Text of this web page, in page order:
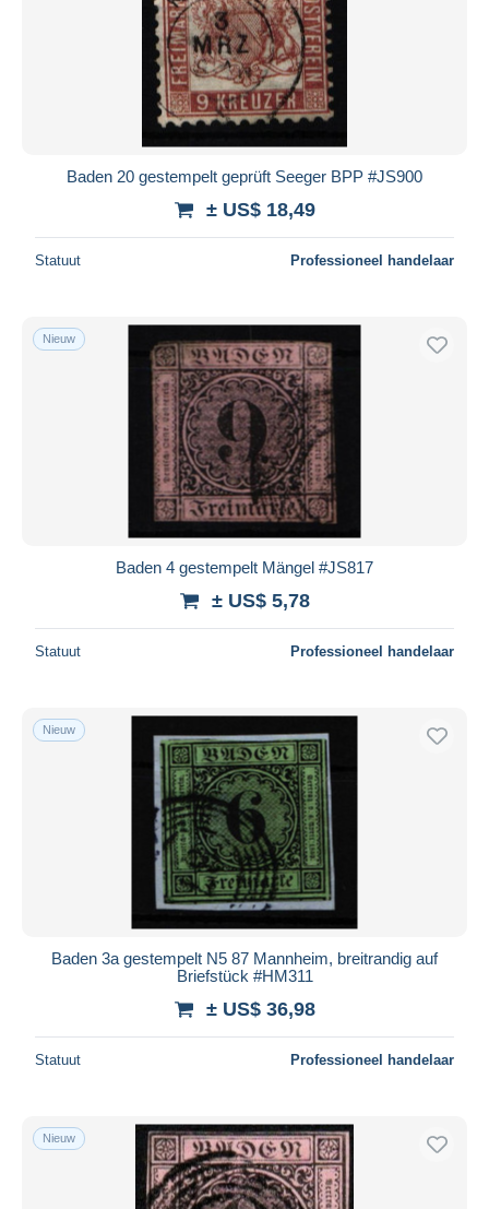
Baden 20 gestempelt geprüft Seeger BPP #JS900
± US$ 18,49
Statuut Professioneel handelaar
Nieuw
Baden 4 gestempelt Mängel #JS817
± US$ 5,78
Statuut Professioneel handelaar
Nieuw
Baden 3a gestempelt N5 87 Mannheim, breitrandig auf
Briefstück #HM311
± US$ 36,98
Statuut Professioneel handelaar
Nieuw